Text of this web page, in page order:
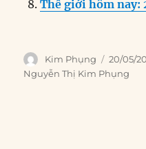
Thế giới hôm nay:
Author
Kim Phụng
Posted
on
20/05/
Nguyễn Thị Kim Phụng